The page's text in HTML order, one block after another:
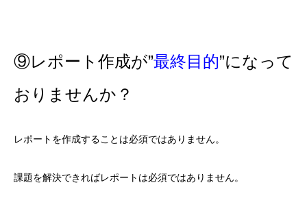
⑨レポート作成が”最終目的”になって
おりませんか？
レポートを作成することは必須ではありません。
課題を解決できればレポートは必須ではありません。